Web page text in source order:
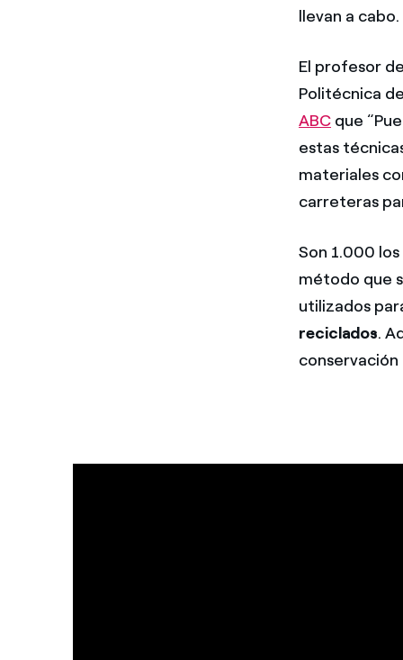
llevan a cabo.
El profesor
Politécnica
ABC que
estas
materiales
carreteras
Son 1.000
método que
utilizados
reciclados.
conservación